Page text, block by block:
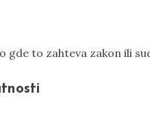
to zahteva zakon ili